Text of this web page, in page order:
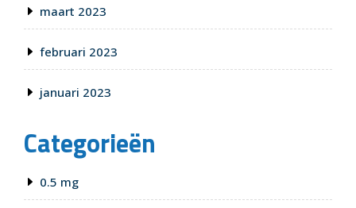
maart 2023
februari 2023
januari 2023
Categorieën
0.5 mg